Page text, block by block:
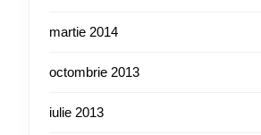
martie 2014
octombrie 2013
iulie 2013